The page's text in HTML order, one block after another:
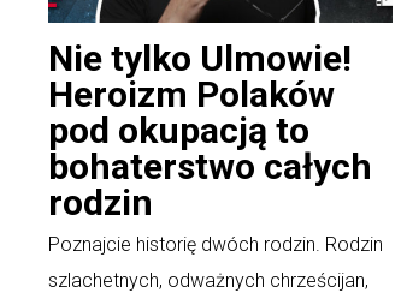
Nie tylko Ulmowie!
Heroizm Polaków
pod okupacją to
bohaterstwo całych
rodzin
Poznajcie historię dwóch rodzin. Rodzin
szlachetnych, odważnych chrześcijan,